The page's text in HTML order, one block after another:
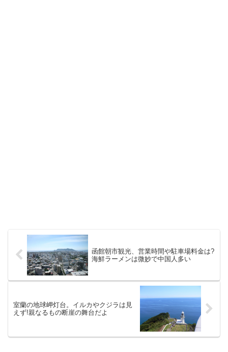
函館朝市観光、営業時間や駐車場料金は?
海鮮ラーメンは微妙で中国人多い
室蘭の地球岬灯台。イルカやクジラは見
えず!親なるもの断崖の舞台だよ